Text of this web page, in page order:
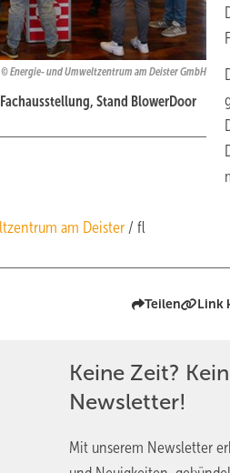
Energie- und Umweltzentrum am Deister GmbH
Stand BlowerDoor
am Deister / fl
Teilen Link
Keine Zeit?
Newsletter!
Mit unserem Newsletter